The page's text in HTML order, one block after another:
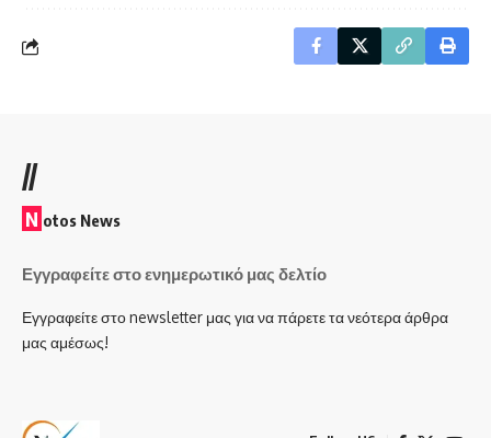
//
N otos News
Εγγραφείτε στο ενημερωτικό μας δελτίο
Εγγραφείτε στο newsletter μας για να πάρετε τα νεότερα άρθρα
μας αμέσως!